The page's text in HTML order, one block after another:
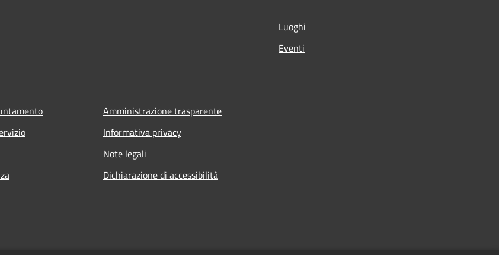
Luoghi
Eventi
Amministrazione trasparente
Informativa privacy
Note legali
Dichiarazione di accessibilità